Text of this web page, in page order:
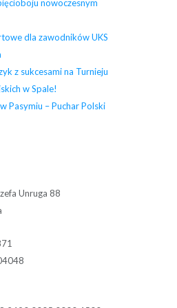
nowoczesnym
dla zawodników UKS
z sukcesami na Turnieju
w Spale!
Pasymiu – Puchar Polski
Unruga 88